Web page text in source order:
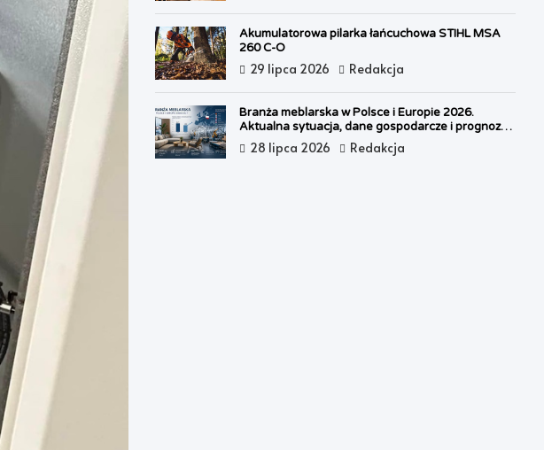
Akumulatorowa pilarka łańcuchowa STIHL MSA
260 C-O
29 lipca 2026 Redakcja
Branża meblarska w Polsce i Europie 2026.
Aktualna sytuacja, dane gospodarcze i prognozy
na 2027 rok
28 lipca 2026 Redakcja